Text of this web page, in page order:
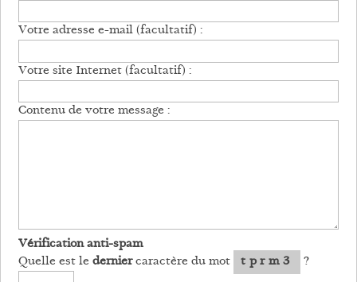
Votre adresse e-mail (facultatif) :
Votre site Internet (facultatif) :
Contenu de votre message :
Vérification anti-spam
Quelle est le derniercaractère du mot tprm3 ?